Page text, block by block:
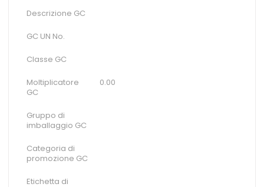
Descrizione GC
GC UN No.
Classe GC
Moltiplicatore
GC
0.00
Gruppo di
imballaggio GC
Categoria di
promozione GC
Etichetta di